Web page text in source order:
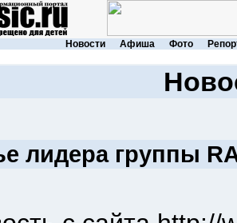
Новости Афиша Фото
лидера группы